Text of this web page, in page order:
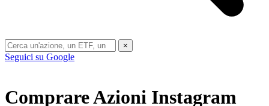
×
Seguici su Google
Comprare Azioni Instagram